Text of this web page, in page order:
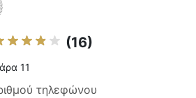
(16)
11
τηλεφώνου